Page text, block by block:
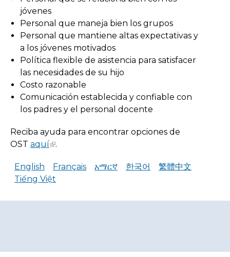
jóvenes
Personal que maneja bien los grupos
Personal que mantiene altas expectativas y
a los jóvenes motivados
Política flexible de asistencia para satisfacer
las necesidades de su hijo
Costo razonable
Comunicación establecida y confiable con
los padres y el personal docente
Reciba ayuda para encontrar opciones de
OST aquí .
English Français አማርኛ 한국어
繁體中文
Tiếng Việt